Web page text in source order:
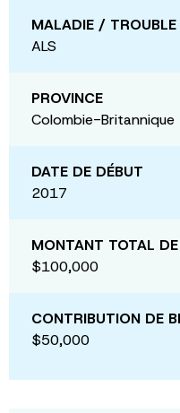
MALADIE / TROUBLE
ALS
PROVINCE
Colombie-Britannique
DATE DE DÉBUT
2017
MONTANT TOTAL
$100,000
CONTRIBUTION DE
$50,000